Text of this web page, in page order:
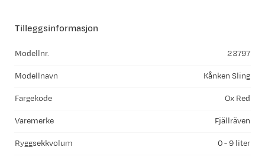
Tilleggsinformasjon
Modellnr. 23797
Modellnavn Kånken Sling
Fargekode Ox Red
Varemerke Fjällräven
Ryggsekkvolum 0 - 9 liter